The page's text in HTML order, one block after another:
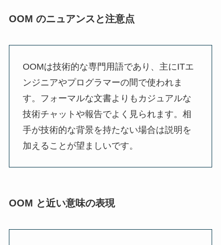
OOM のニュアンスと注意点
OOMは技術的な専門用語であり、主にITエ
ンジニアやプログラマーの間で使われま
す。フォーマルな文書よりもカジュアルな
技術チャットや報告でよく見られます。相
手が技術的な背景を持たない場合は説明を
加えることが望ましいです。
OOM と近い意味の表現